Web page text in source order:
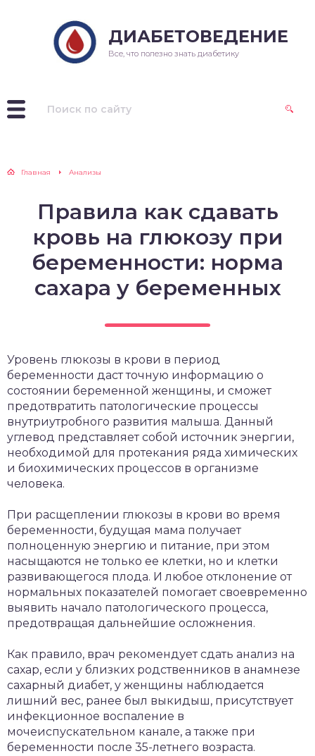
ДИАБЕТОВЕДЕНИЕ
Все, что полезно знать диабетику
Главная Анализы
Правила как сдавать
кровь на глюкозу при
беременности: норма
сахара у беременных
Уровень глюкозы в крови в период
беременности даст точную информацию о
состоянии беременной женщины, и сможет
предотвратить патологические процессы
внутриутробного развития малыша. Данный
углевод представляет собой источник энергии,
необходимой для протекания ряда химических
и биохимических процессов в организме
человека.
При расщеплении глюкозы в крови во время
беременности, будущая мама получает
полноценную энергию и питание, при этом
насыщаются не только ее клетки, но и клетки
развивающегося плода. И любое отклонение от
нормальных показателей помогает своевременно
выявить начало патологического процесса,
предотвращая дальнейшие осложнения.
Как правило, врач рекомендует сдать анализ на
сахар, если у близких родственников в анамнезе
сахарный диабет, у женщины наблюдается
лишний вес, ранее был выкидыш, присутствует
инфекционное воспаление в
мочеиспускательном канале, а также при
беременности после 35-летнего возраста.